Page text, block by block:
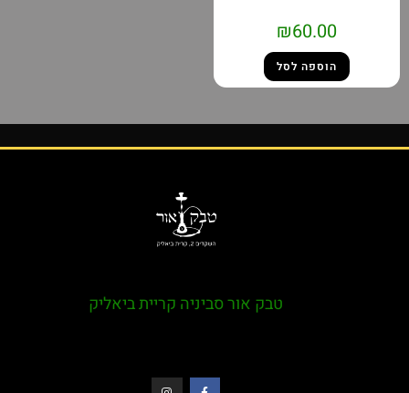
₪60.00
הוספה לסל
טבק אור סביניה קריית ביאליק